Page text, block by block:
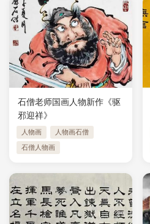
石僧老师国画人物新作《驱
邪迎祥》
人物画 人物画石僧
石僧人物画